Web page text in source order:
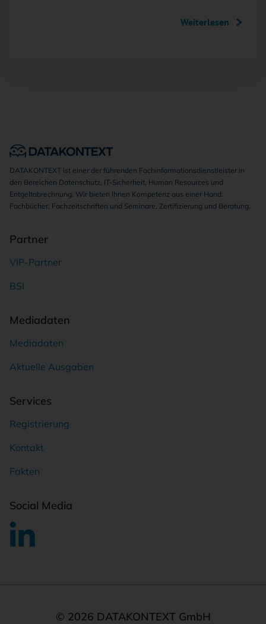
Weiterlesen
DATAKONTEXT ist einer der führenden Fachinformationsdienstleister in
den Bereichen Datenschutz, IT-Sicherheit, Human Resources und
Entgeltabrechnung. Wir bieten Ihnen Kompetenz aus einer Hand:
Fachbücher, Fachzeitschriften und Seminare, Zertifizierung und Beratung.
Partner
VIP-Partner
BSI
Mediadaten
Mediadaten
Aktuelle Ausgaben
Services
Registrierung
Kontakt
Fakten
Social Media
© 2026 DATAKONTEXT GmbH